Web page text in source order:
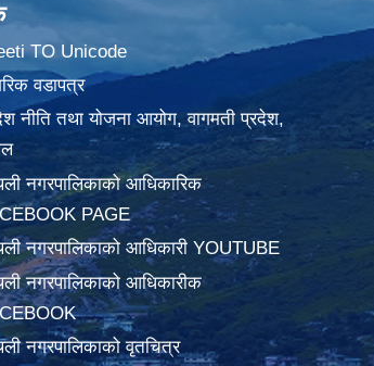
TO Unicode
वडापत्र
नीति तथा योजना आयोग, वागमती प्रदेश,
नगरपालिकाको आधिकारिक
PAGE
नगरपालिकाको आधिकारी YOUTUBE
नगरपालिकाको आधिकारीक
नगरपालिकाको वृतचित्र